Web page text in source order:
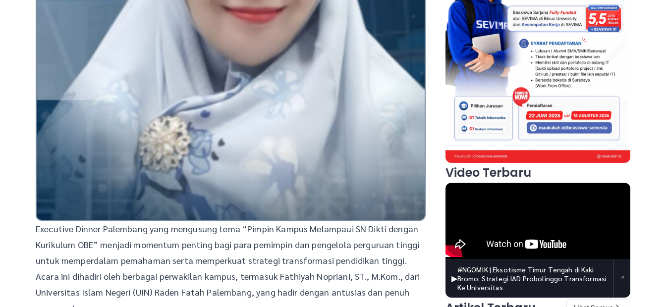
Executive Dinner Palembang yang mengusung tema “Pimpin Kampus Melampaui SN Dikti dengan
Kurikulum OBE” menjadi momentum penting bagi para pemimpin dan pengelola perguruan tinggi
untuk memperdalam pemahaman serta memperkuat strategi transformasi pendidikan tinggi.
Acara ini dihadiri oleh berbagai perwakilan kampus, termasuk Fathiyah Nopriani, ST., M.Kom., dari
Universitas Islam Negeri (UIN) Raden Fatah Palembang, yang hadir dengan antusias dan penuh
Video Terbaru
▶
#NGOMIK | Eksotisme Timur Tengah di Kaki
Bromo: Strategi IAD Probolinggo Transformasi
Ke Universitas